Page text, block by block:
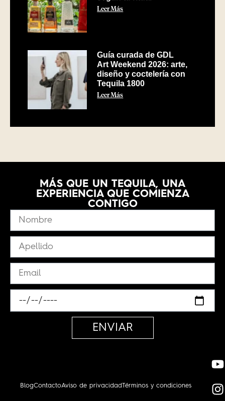
Leer Más
Guía curada de GDL
Art Weekend 2026: arte,
diseño y coctelería con
Tequila 1800
Leer Más
MÁS QUE UN TEQUILA, UNA
EXPERIENCIA QUE COMIENZA
CONTIGO
ENVIAR
BlogContactoAviso de privacidadTérminos y condiciones